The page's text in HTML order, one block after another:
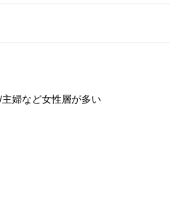
婦など女性層が多い